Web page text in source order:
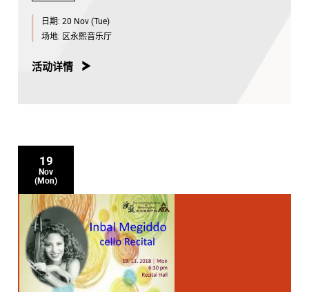
日期: 20 Nov (Tue)
场地: 区永熙音乐厅
活动详情
19
Nov
(Mon)